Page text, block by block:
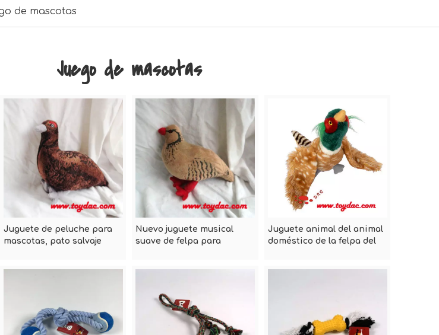
de mascotas
Juego de mascotas
Juguete de peluche para
mascotas, pato salvaje
Nuevo juguete musical
suave de felpa para
Juguete animal del animal
doméstico de la felpa del